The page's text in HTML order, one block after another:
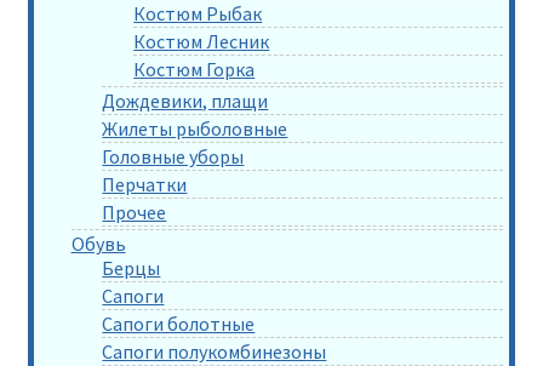
Костюм Рыбак
Костюм Лесник
Костюм Горка
Дождевики, плащи
Жилеты рыболовные
Головные уборы
Перчатки
Прочее
Обувь
Берцы
Сапоги
Сапоги болотные
Сапоги полукомбинезоны